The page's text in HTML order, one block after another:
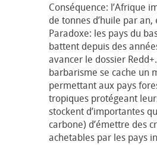
Conséquence: l’Afrique
de tonnes d’huile par
Paradoxe: les pays du
battent depuis des
avancer le dossier
barbarisme se cache un
permettant aux pays
tropiques protégeant
stockent d’importantes
carbone) d’émettre des
achetables par les pays